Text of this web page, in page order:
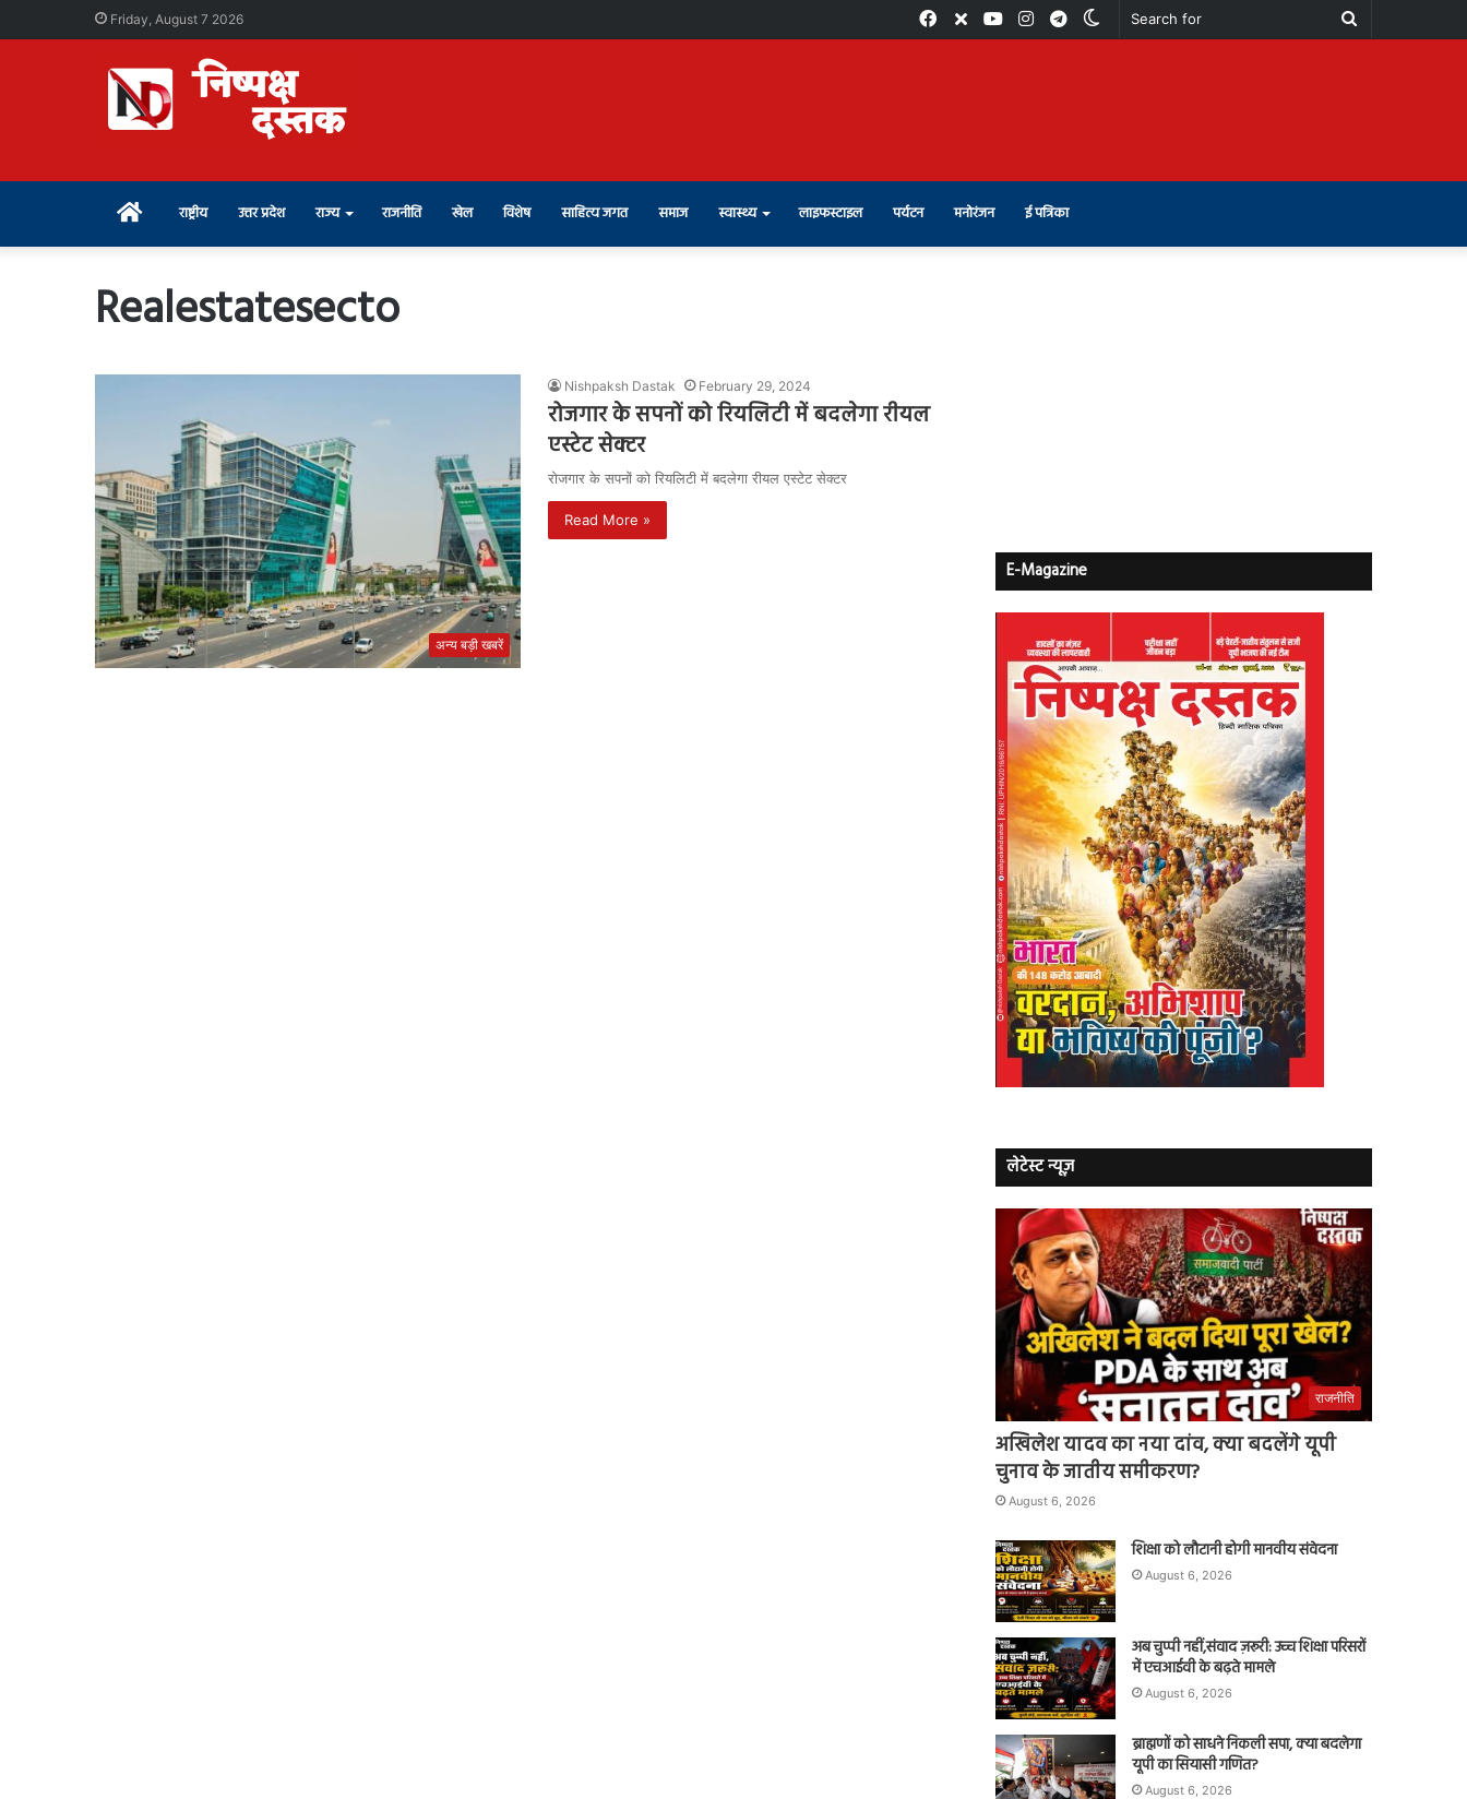
Friday, August 7 2026
Search
Switch
Telegram
Instagram
Youtube
X
Facebook
Home राष्ट्रीय उत्तर प्रदेश राज्य राजनीति खेल विशेष साहित्य जगत समाज स्वास्थ्य लाइफस्टाइल पर्यटन मनोरंजन ई पत्रिका
Realestatesecto
अन्य बड़ी खबरें
Nishpaksh Dastak February 29, 2024
रोजगार के सपनों को रियलिटी में बदलेगा रीयल
एस्टेट सेक्टर
रोजगार के सपनों को रियलिटी में बदलेगा रीयल एस्टेट सेक्टर
Read More »
E-Magazine
लेटेस्ट न्यूज़
राजनीति
अखिलेश यादव का नया दांव, क्या बदलेंगे यूपी
चुनाव के जातीय समीकरण?
August 6, 2026
शिक्षा को लौटानी होगी मानवीय संवेदना
August 6, 2026
अब चुप्पी नहीं,संवाद ज़रूरी: उच्च शिक्षा परिसरों
में एचआईवी के बढ़ते मामले
August 6, 2026
ब्राह्मणों को साधने निकली सपा, क्या बदलेगा
यूपी का सियासी गणित?
August 6, 2026